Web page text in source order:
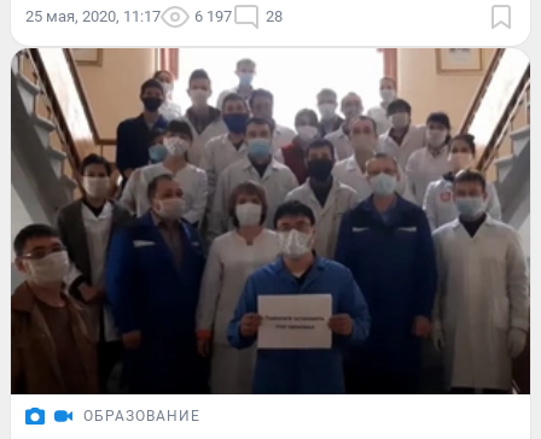
25 мая, 2020, 11:17 6 197 28
ОБРАЗОВАНИЕ